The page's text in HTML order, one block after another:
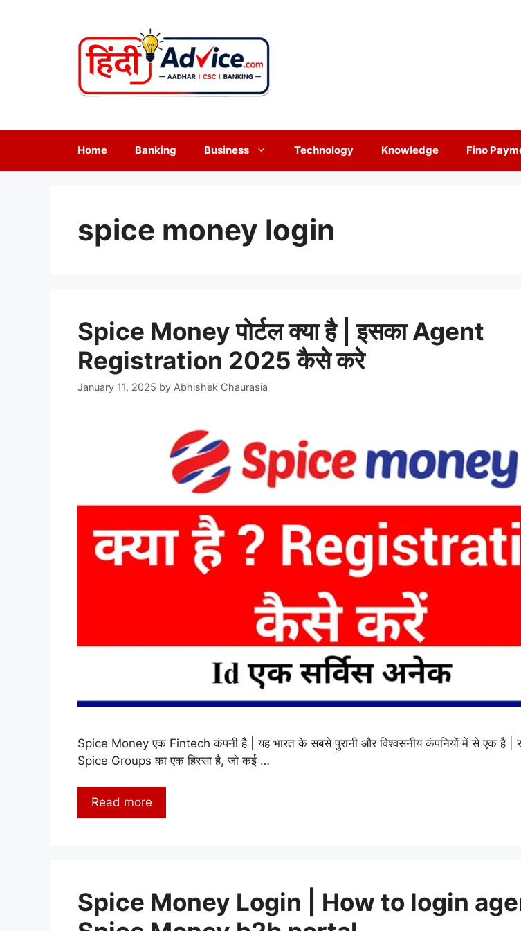
Home Banking Business Technology Knowledge Fino
spice money login
Spice Money पोर्टल क्या है | इसका Agent
Registration 2025 कैसे करे
January 11, 2025 by Abhishek Chaurasia
Spice Money एक Fintech कंपनी है | यह भारत के सबसे पुरानी और विश्वसनीय कंपनियों में से एक है |
Spice Groups का एक हिस्सा है, जो कई …
Read more
Spice Money Login | How to login